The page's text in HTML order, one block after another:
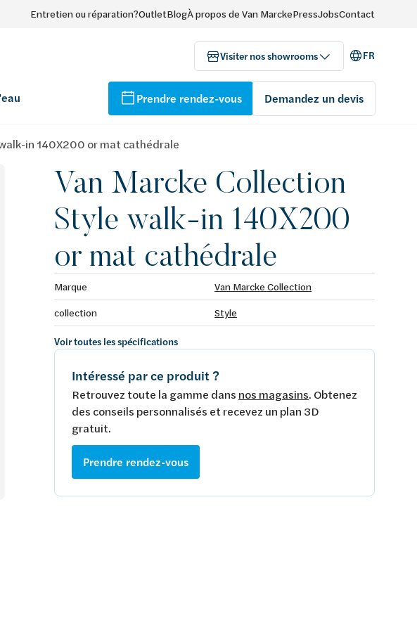
Entretien ou réparation?OutletBlogÀ propos de Van MarckePressJobsContact
Visiter nos showrooms FR
Prendre rendez-vous Demandez un devis
in 140X200 or mat cathédrale
Van Marcke Collection
Style walk-in 140X200
or mat cathédrale
Marque
Van Marcke Collection
collection
Style
Voir toutes les spécifications
Intéressé par ce produit ?
Retrouvez toute la gamme dans nos magasins. Obtenez
des conseils personnalisés et recevez un plan 3D
gratuit.
Prendre rendez-vous